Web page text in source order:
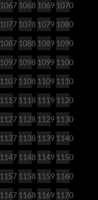
1067 1068 1069 1070
1077 1078 1079 1080
1087 1088 1089 1090
1097 1098 1099 1100
1107 1108 1109 1110
1117 1118 1119 1120
1127 1128 1129 1130
1137 1138 1139 1140
1147 1148 1149 1150
1157 1158 1159 1160
1167 1168 1169 1170